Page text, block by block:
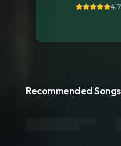
4.7
Recommended Songs